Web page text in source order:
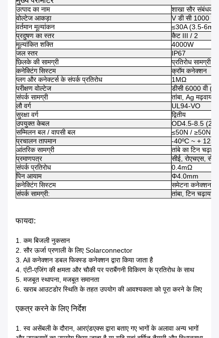
उत्पाद का नाम
शाखा सौर संबंधक
वोल्टेज आकड़ा
V डी सी 1000 वी
वर्तमान मूल्यांकन
≤30A (3.5-
प्रदुषण का स्तर
कैट III / 2
मूल्यांकित शक्ति
4000W
जल स्तर
IP67
छिलके की सामग्री
प्रतिरोध सामग्री,
कनेक्टिंग सिस्टम
क्रॉम कनेक्शन
प्लग और कनेक्टर्स के संपर्क प्रतिरोध
1MΩ
परीक्षण वोल्टेज
डीसी 6000 वी
संपर्क सामग्री
तांबा, Ag मढ़वाया
लौ वर्ग
UL94-VO
सुरक्षा वर्ग
द्वितीय
उपयुक्त केबल
OD4.5-8.5
सम्मिलन बल / वापसी बल
≤50N / ≥50N
प्रचालन तापमान
-40ºC ~ +
आंतरिक सामग्री
तांबे का टिन चढ़ाना
प्रमाणपत्र
सीई, रोएचएस,
संपर्क प्रतिरोध
0.4mΩ
पिन आयाम
Φ4.0mm
कनेक्टिंग सिस्टम
समेटना कनेक्शन
संपर्क सामग्री:
तांबा, टिन चढ़ाया
फायदा:
1. कम बिजली नुकसान
2. सौर ऊर्जा प्रणाली के लिए Solarconnector
3. All कनेक्शन डबल फिक्स्ड कनेक्शन द्वारा किया जाता है
4. एंटी-एजिंग की क्षमता और चौकी पर पराबैंगनी विकिरण के प्रतिरोध के साथ
5. मजबूत स्थापना, मजबूत समानता
6. खराब आउटडोर स्थिति के तहत उपयोग की आवश्यकता को पूरा करने के लिए
एकत्र करने के लिए निर्देश
1. स्व असेंबली के दौरान, आरएंडएक्स द्वारा बताए गए भागों के अलावा अन्य भागों